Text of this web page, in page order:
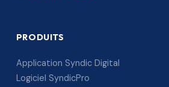
PRODUITS
Application Syndic Digital
Logiciel SyndicPro